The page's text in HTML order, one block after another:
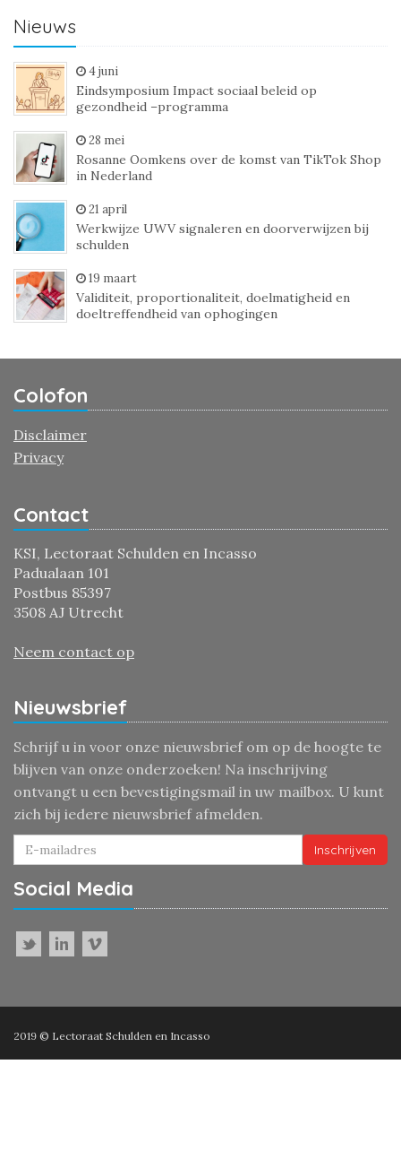
Nieuws
4 juni
Eindsymposium Impact sociaal beleid op
gezondheid –programma
28 mei
Rosanne Oomkens over de komst van TikTok Shop
in Nederland
21 april
Werkwijze UWV signaleren en doorverwijzen bij
schulden
19 maart
Validiteit, proportionaliteit, doelmatigheid en
doeltreffendheid van ophogingen
Colofon
Disclaimer
Privacy
Contact
KSI, Lectoraat Schulden en Incasso
Padualaan 101
Postbus 85397
3508 AJ Utrecht
Neem contact op
Nieuwsbrief
Schrijf u in voor onze nieuwsbrief om op de hoogte te
blijven van onze onderzoeken! Na inschrijving
ontvangt u een bevestigingsmail in uw mailbox. U kunt
zich bij iedere nieuwsbrief afmelden.
Inschrijven
Social Media
2019 © Lectoraat Schulden en Incasso